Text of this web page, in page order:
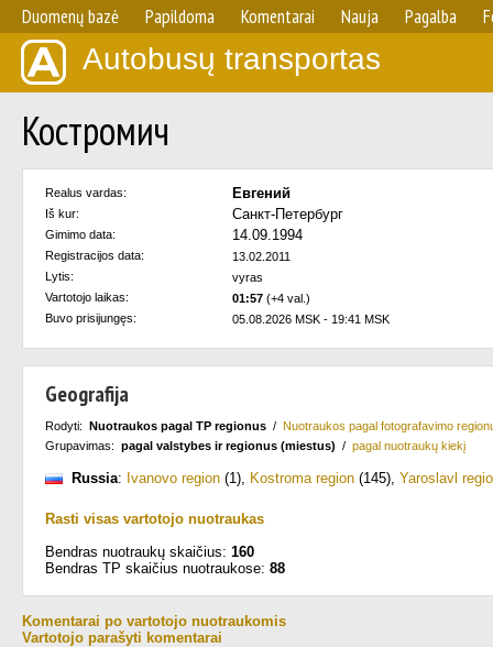
Duomenų bazė Papildoma Komentarai Nauja Pagalba
Autobusų transportas
Костромич
Realus vardas: Евгений
Iš kur: Санкт-Петербург
Gimimo data: 14.09.1994
Registracijos data:
13.02.2011
Lytis:
vyras
Vartotojo laikas:
01:57 (+4 val.)
Buvo prisijungęs:
05.08.2026 MSK - 19:41 MSK
Geografija
Rodyti: Nuotraukos pagal TP regionus / Nuotraukos pagal fotografavimo
Grupavimas: pagal valstybes ir regionus (miestus) / pagal nuotraukų kiekį
Russia: Ivanovo region (1), Kostroma region (145), Yaroslavl
Rasti visas vartotojo nuotraukas
Bendras nuotraukų skaičius: 160
Bendras TP skaičius nuotraukose: 88
Komentarai po vartotojo nuotraukomis
Vartotojo parašyti komentarai